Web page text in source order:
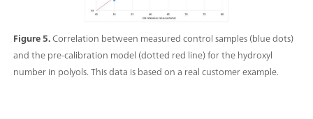
Figure 5.Correlation between measured control samples (blue dots)
and the pre-calibration model (dotted red line) for the hydroxyl
number in polyols. This data is based on a real customer example.